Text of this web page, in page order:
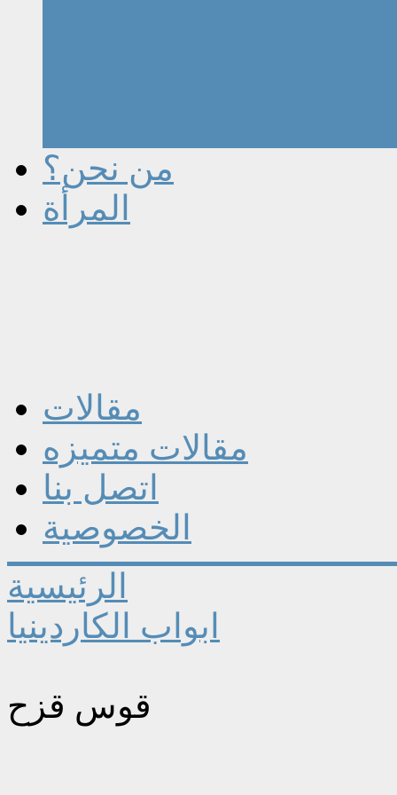
من نحن؟
المرأة
مقالات
مقالات متميزه
اتصل بنا
الخصوصية
الرئيسية
ابواب الكاردينيا
قوس قزح